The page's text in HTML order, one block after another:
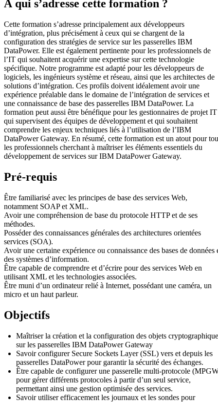
À qui s’adresse cette formation ?
Cette formation s’adresse principalement aux développeurs
d’intégration, plus précisément à ceux qui se chargent de la
configuration des stratégies de service sur les passerelles IBM
DataPower. Elle est également pertinente pour les professionnels de
l’IT qui souhaitent acquérir une expertise sur cette technologie
spécifique. Notre programme est adapté pour les développeurs de
logiciels, les ingénieurs système et réseau, ainsi que les architectes de
solutions d’intégration. Ces profils doivent idéalement avoir une
expérience préalable dans le domaine de l’intégration de services et
une connaissance de base des passerelles IBM DataPower. La
formation peut aussi être bénéfique pour les gestionnaires de projet IT
qui supervisent des équipes de développement et qui souhaitent
comprendre les enjeux techniques liés à l’utilisation de l’IBM
DataPower Gateway. En résumé, cette formation est un atout pour
les professionnels cherchant à maîtriser les éléments essentiels du
développement de services sur IBM DataPower Gateway.
Pré-requis
Être familiarisé avec les principes de base des services Web,
notamment SOAP et XML.
Avoir une compréhension de base du protocole HTTP et de ses
méthodes.
Posséder des connaissances générales des architectures orientées
services (SOA).
Avoir une certaine expérience ou connaissance des bases de données
des systèmes d’information.
Être capable de comprendre et d’écrire pour des services Web en
utilisant XML et les technologies associées.
Être muni d’un ordinateur relié à Internet, possédant une caméra, un
micro et un haut parleur.
Objectifs
Maîtriser la création et la configuration des objets
sur les passerelles IBM DataPower Gateway
Savoir configurer Secure Sockets Layer (SSL) vers et depuis les
passerelles DataPower pour garantir la sécurité des échanges.
Être capable de configurer une passerelle multi-protocole
pour gérer différents protocoles à partir d’un seul service,
permettant ainsi une gestion optimisée des services.
Savoir utiliser efficacement les journaux et les sondes pour